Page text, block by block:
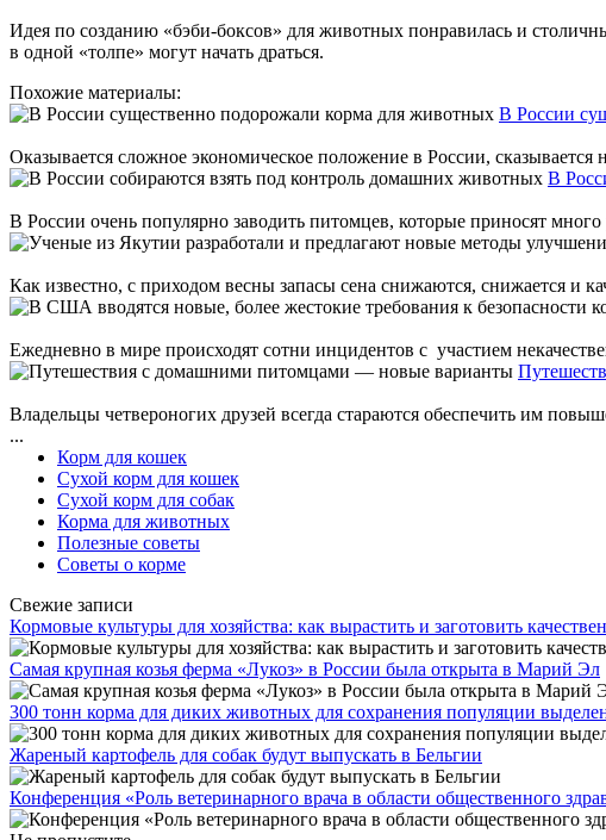
Идея по созданию «бэби-боксов» для животных понравилась и
в одной «толпе» могут начать драться.
Похожие материалы:
В России
Оказывается сложное экономическое положение в России,
В
В России очень популярно заводить питомцев, которые приносят
Как известно, с приходом весны запасы сена снижаются, снижается и
Ежедневно в мире происходят сотни инцидентов с участием
Владельцы четвероногих друзей всегда стараются обеспечить им
...
Корм для кошек
Сухой корм для кошек
Сухой корм для собак
Корма для животных
Полезные советы
Советы о корме
Свежие записи
Кормовые культуры для хозяйства: как вырастить и заготовить
Самая крупная козья ферма «Лукоз» в России была открыта в Марий Эл
300 тонн корма для диких животных для сохранения популяции
Жареный картофель для собак будут выпускать в Бельгии
Конференция «Роль ветеринарного врача в области общественного